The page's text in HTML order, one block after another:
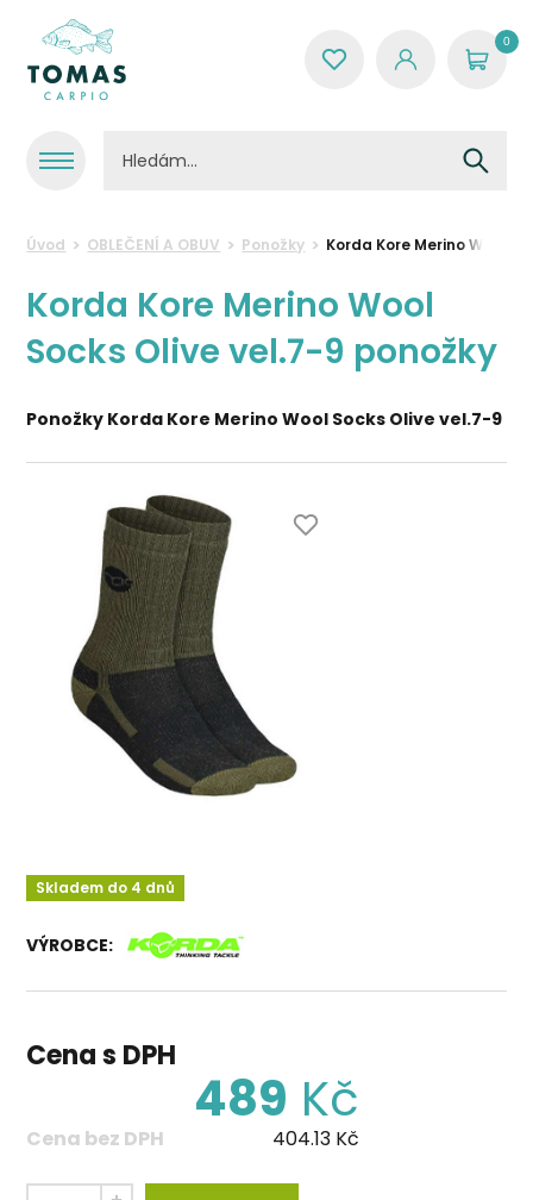
0
Úvod OBLEČENÍ A OBUV Ponožky Korda Kore Merino Wool
Korda Kore Merino Wool
Socks Olive vel.7-9 ponožky
Ponožky Korda Kore Merino Wool Socks Olive vel.7-9
Skladem do 4 dnů
VÝROBCE:
Cena s DPH
489 Kč
Cena bez DPH 404.13 Kč